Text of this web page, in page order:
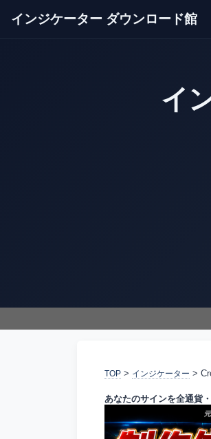
インジケーター ダウンロード館
イ
ツー
ICT
TOP > インジケーター >
あなたのサインを全通貨